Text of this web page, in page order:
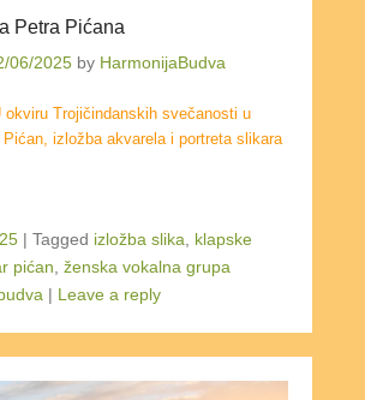
Petra Pićana
06/2025 by HarmonijaBudva
okviru Trojičindanskih svečanosti u
izložba akvarela i portreta slikara
| Tagged izložba slika
klapske
pićan ženska vokalna grupa
| Leave a reply